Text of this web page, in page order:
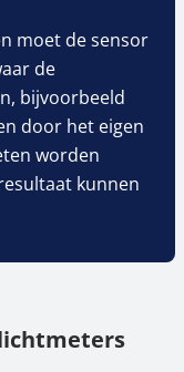
moet de sensor
de
bijvoorbeeld
door het eigen
worden
kunnen